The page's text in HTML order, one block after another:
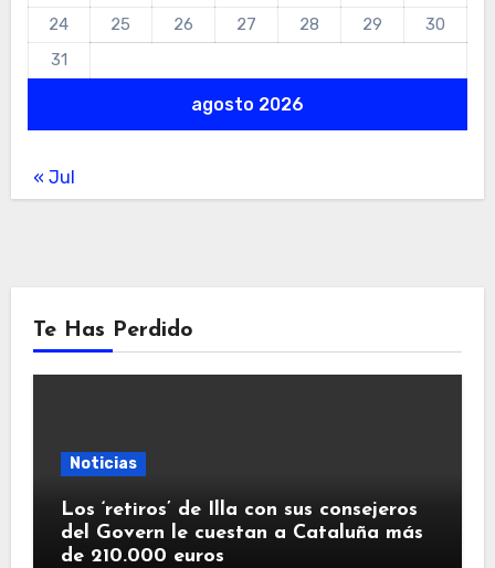
agosto 2026
24
25 26 27 28 29
30
31
« Jul
Te Has Perdido
Noticias
Los ‘retiros’ de Illa con sus consejeros
del Govern le cuestan a Cataluña más
de 210.000 euros